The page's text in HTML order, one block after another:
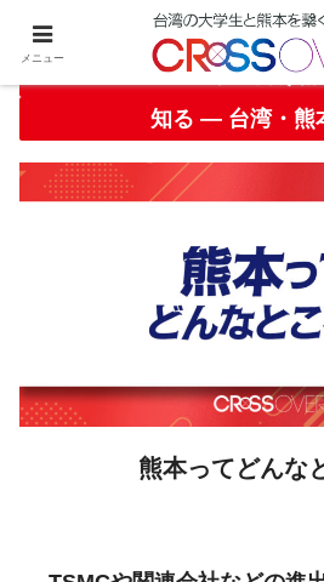
学生向け情
知る ― 台湾・熊
熊本ってどんな
メニュー